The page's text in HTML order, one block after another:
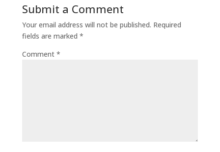
Submit a Comment
Your email address will not be published. Required
fields are marked *
Comment *